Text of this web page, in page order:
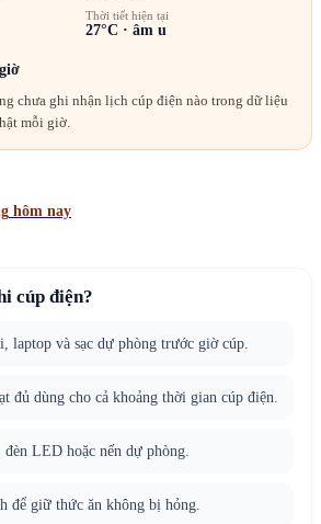
Thời tiết hiện tại
27°C · âm u
chưa ghi nhận lịch cúp điện nào trong dữ liệu
mỗi giờ.
hôm nay
cúp điện?
laptop và sạc dự phòng trước giờ cúp.
đủ dùng cho cả khoảng thời gian cúp điện.
LED hoặc nến dự phòng.
để giữ thức ăn không bị hỏng.